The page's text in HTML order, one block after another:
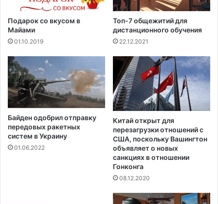
d
e
r
с
о
с
ч
е
т
о
м
2
:
Подарок со вкусом в
Майами
01.10.2019
Топ-7 общежитий для
дистанционного обучения
22.12.2021
Байден одобрил отправку
передовых ракетных
систем в Украину
01.06.2022
Китай открыт для
перезагрузки отношений с
США, поскольку Вашингтон
объявляет о новых
санкциях в отношении
Гонконга
08.12.2020